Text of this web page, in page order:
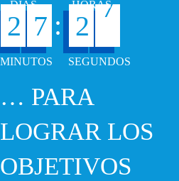
2 7 : 2
7
… PARA
LOGRAR LOS
OBJETIVOS